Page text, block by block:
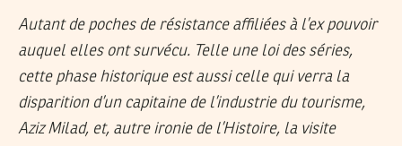
Autant de poches de résistance affiliées à l’ex pouvoir
auquel elles ont survécu. Telle une loi des séries,
cette phase historique est aussi celle qui verra la
disparition d’un capitaine de l’industrie du tourisme,
Aziz Milad, et, autre ironie de l’Histoire, la visite